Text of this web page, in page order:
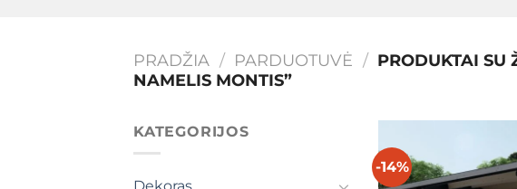
PRADŽIA / PARDUOTUVĖ / PRODUKTAI SU
NAMELIS MONTIS”
KATEGORIJOS
-14%